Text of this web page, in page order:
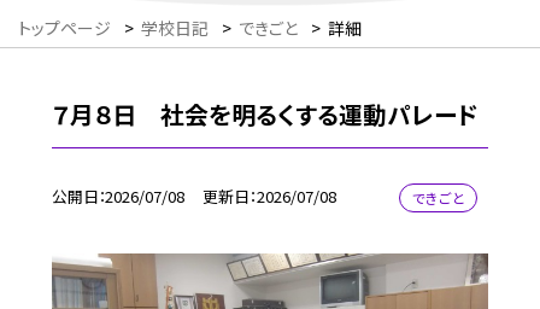
トップページ > 学校日記 > できごと > 詳細
７月８日 社会を明るくする運動パレード
公開日 2026/07/08 更新日 2026/07/08 できごと